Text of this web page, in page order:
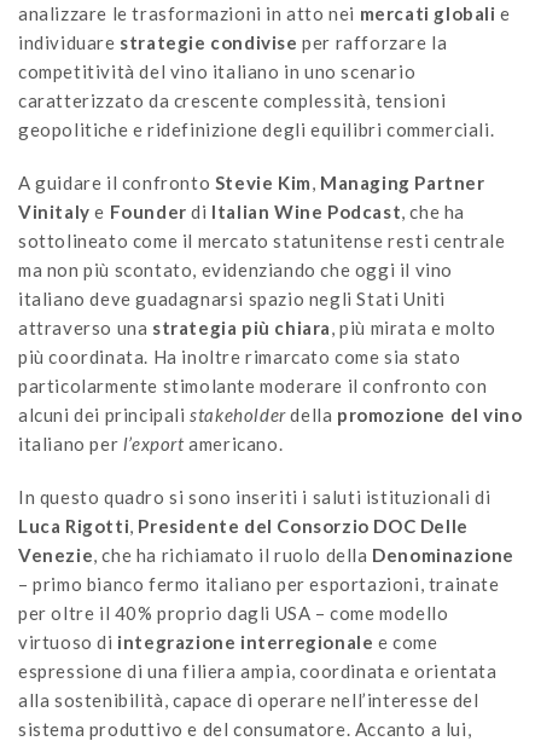
analizzare le trasformazioni in atto nei mercati globali e
individuare strategie condivise per rafforzare la
competitività del vino italiano in uno scenario
caratterizzato da crescente complessità, tensioni
geopolitiche e ridefinizione degli equilibri commerciali.
A guidare il confronto Stevie Kim, Managing Partner
Vinitaly e Founder di Italian Wine Podcast, che ha
sottolineato come il mercato statunitense resti centrale
ma non più scontato, evidenziando che oggi il vino
italiano deve guadagnarsi spazio negli Stati Uniti
attraverso una strategia più chiara, più mirata e molto
più coordinata. Ha inoltre rimarcato come sia stato
particolarmente stimolante moderare il confronto con
alcuni dei principalistakeholderdella promozione del vino
italiano per l’exportamericano.
In questo quadro si sono inseriti i saluti istituzionali di
Luca Rigotti, Presidente del Consorzio DOC Delle
Venezie, che ha richiamato il ruolo della Denominazione
– primo bianco fermo italiano per esportazioni, trainate
per oltre il 40% proprio dagli USA – come modello
virtuoso di integrazione interregionale e come
espressione di una filiera ampia, coordinata e orientata
alla sostenibilità, capace di operare nell’interesse del
sistema produttivo e del consumatore. Accanto a lui,